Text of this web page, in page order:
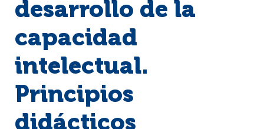
desarrollo de la
capacidad
intelectual.
Principios
didácticos